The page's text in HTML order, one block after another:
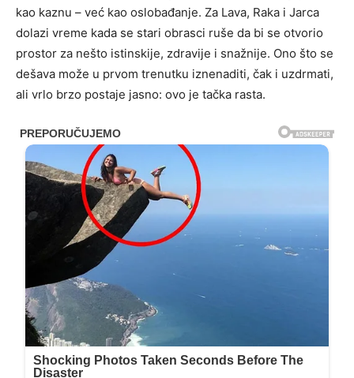
kao kaznu – već kao oslobađanje. Za Lava, Raka i Jarca
dolazi vreme kada se stari obrasci ruše da bi se otvorio
prostor za nešto istinskije, zdravije i snažnije. Ono što se
dešava može u prvom trenutku iznenaditi, čak i uzdrmati,
ali vrlo brzo postaje jasno: ovo je tačka rasta.